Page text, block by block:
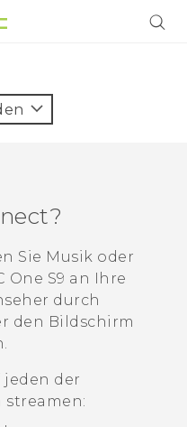
?
Sie Musik oder
One S9‍ an Ihre
durch
den Bildschirm
jeden der